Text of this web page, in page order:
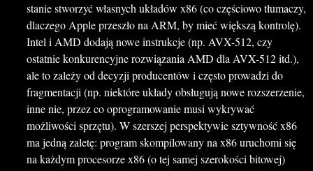
stanie stworzyć własnych układów x86 (co częściowo tłumaczy,
dlaczego Apple przeszło na ARM, by mieć większą kontrolę).
Intel i AMD dodają nowe instrukcje (np. AVX-512, czy
ostatnie konkurencyjne rozwiązania AMD dla AVX-512 itd.),
ale to zależy od decyzji producentów i często prowadzi do
fragmentacji (np. niektóre układy obsługują nowe rozszerzenie,
inne nie, przez co oprogramowanie musi wykrywać
możliwości sprzętu). W szerszej perspektywie sztywność x86
ma jedną zaletę: program skompilowany na x86 uruchomi się
na każdym procesorze x86 (o tej samej szerokości bitowej)